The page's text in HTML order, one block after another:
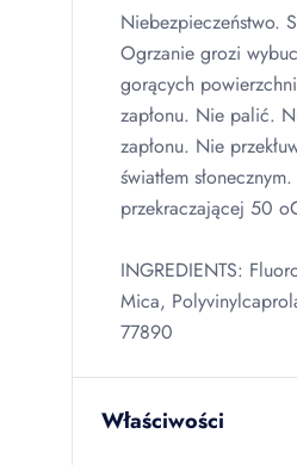
Niebezpieczeństwo.
Ogrzanie grozi
gorących
zapłonu. Nie palić.
zapłonu. Nie
światłem
przekraczającej 50
INGREDIENTS:
Mica,
77890
Właściwości